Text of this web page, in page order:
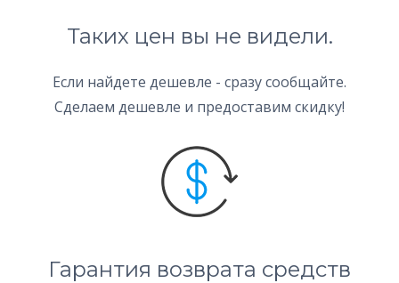
Таких цен вы не видели.
Если найдете дешевле - сразу сообщайте.
Сделаем дешевле и предоставим скидку!
Гарантия возврата средств